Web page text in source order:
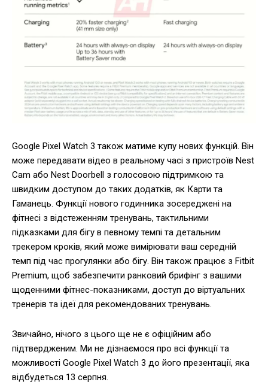
Google Pixel Watch 3 також матиме купу нових функцій. Він
може передавати відео в реальному часі з пристроїв Nest
Cam або Nest Doorbell з голосовою підтримкою та
швидким доступом до таких додатків, як Карти та
Гаманець. Функції нового годинника зосереджені на
фітнесі з відстеженням тренувань, тактильними
підказками для бігу в певному темпі та детальним
трекером кроків, який може вимірювати ваш середній
темп під час прогулянки або бігу. Він також працює з Fitbit
Premium, щоб забезпечити ранковий брифінг з вашими
щоденними фітнес-показниками, доступ до віртуальних
тренерів та ідеї для рекомендованих тренувань.
Звичайно, нічого з цього ще не є офіційним або
підтвердженим. Ми не дізнаємося про всі функції та
можливості Google Pixel Watch 3 до його презентації, яка
відбудеться 13 серпня.